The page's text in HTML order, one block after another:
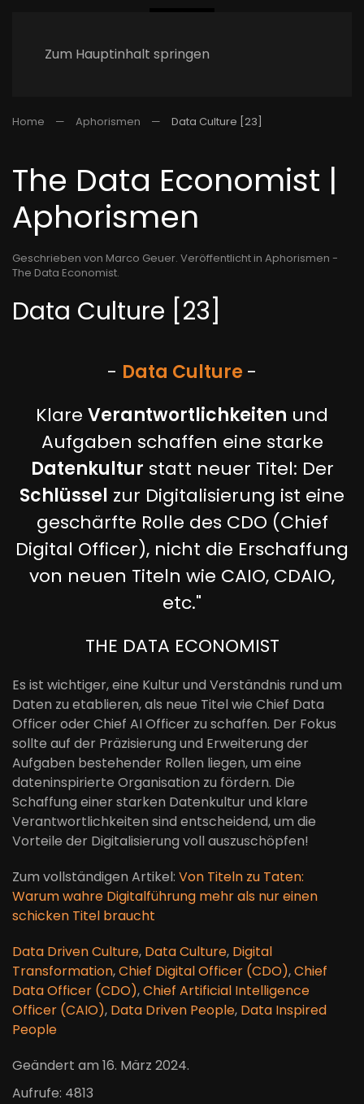
Zum Hauptinhalt springen
Home Aphorismen Data Culture [23]
The Data Economist |
Aphorismen
Geschrieben von Marco Geuer. Veröffentlicht in Aphorismen -
The Data Economist.
Data Culture [23]
- Data Culture -
Klare Verantwortlichkeiten und
Aufgaben schaffen eine starke
Datenkultur statt neuer Titel: Der
Schlüssel zur Digitalisierung ist eine
geschärfte Rolle des CDO (Chief
Digital Officer), nicht die Erschaffung
von neuen Titeln wie CAIO, CDAIO,
etc."
THE DATA ECONOMIST
Es ist wichtiger, eine Kultur und Verständnis rund um
Daten zu etablieren, als neue Titel wie Chief Data
Officer oder Chief AI Officer zu schaffen. Der Fokus
sollte auf der Präzisierung und Erweiterung der
Aufgaben bestehender Rollen liegen, um eine
dateninspirierte Organisation zu fördern. Die
Schaffung einer starken Datenkultur und klare
Verantwortlichkeiten sind entscheidend, um die
Vorteile der Digitalisierung voll auszuschöpfen!
Zum vollständigen Artikel: Von Titeln zu Taten:
Warum wahre Digitalführung mehr als nur einen
schicken Titel braucht
Data Driven Culture, Data Culture, Digital
Transformation,Chief Digital Officer (CDO),Chief
Data Officer (CDO),Chief Artificial Intelligence
Officer (CAIO), Data Driven People, Data Inspired
People
Geändert am 16. März 2024.
Aufrufe: 4813